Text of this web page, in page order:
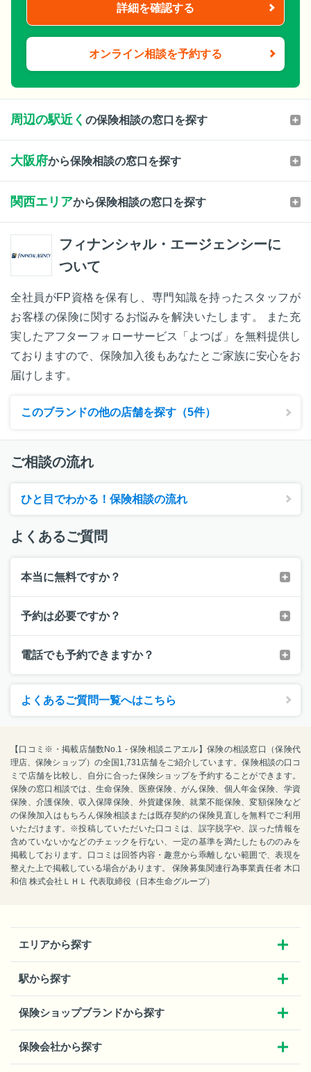
詳細を確認する
オンライン相談を予約する
周辺の駅近く の保険相談の窓口を探す
大阪府から保険相談の窓口を探す
関西エリアから保険相談の窓口を探す
フィナンシャル・エージェンシーに
ついて
全社員がFP資格を保有し、専門知識を持ったスタッフが
お客様の保険に関するお悩みを解決いたします。 また充
実したアフターフォローサービス「よつば」を無料提供し
ておりますので、保険加入後もあなたとご家族に安心をお
届けします。
このブランドの他の店舗を探す（5件）
ご相談の流れ
ひと目でわかる！保険相談の流れ
よくあるご質問
本当に無料ですか？
予約は必要ですか？
電話でも予約できますか？
よくあるご質問一覧へはこちら
【口コミ※・掲載店舗数No.1 - 保険相談ニアエル】保険の相談窓口（保険代
理店、保険ショップ）の全国1,731店舗をご紹介しています。保険相談の口コ
ミで店舗を比較し、自分に合った保険ショップを予約することができます。
保険の窓口相談では、生命保険、医療保険、がん保険、個人年金保険、学資
保険、介護保険、収入保障保険、外貨建保険、就業不能保険、変額保険など
の保険加入はもちろん保険相談または既存契約の保険見直しを無料でご利用
いただけます。※投稿していただいた口コミは、誤字脱字や、誤った情報を
含めていないかなどのチェックを行ない、一定の基準を満たしたもののみを
掲載しております。口コミは回答内容・趣意から乖離しない範囲で、表現を
整えた上で掲載している場合があります。 保険募集関連行為事業責任者 木口
和信 株式会社ＬＨＬ 代表取締役（日本生命グループ）
エリアから探す
駅から探す
保険ショップブランドから探す
保険会社から探す